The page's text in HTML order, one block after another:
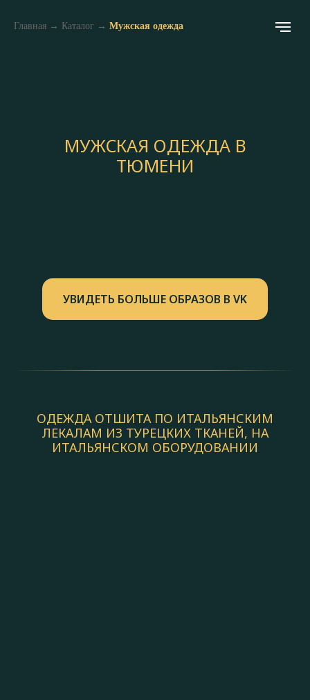
Главная → Каталог → Мужская одежда
МУЖСКАЯ ОДЕЖДА В
ТЮМЕНИ
УВИДЕТЬ БОЛЬШЕ ОБРАЗОВ В VK
ОДЕЖДА ОТШИТА ПО ИТАЛЬЯНСКИМ
ЛЕКАЛАМ ИЗ ТУРЕЦКИХ ТКАНЕЙ, НА
ИТАЛЬЯНСКОМ ОБОРУДОВАНИИ